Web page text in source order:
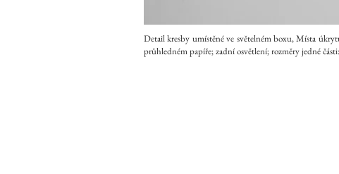
Detail kresby umístěné ve světelném boxu,Místa
průhledném papíře; zadní osvětlení; rozměry jedné